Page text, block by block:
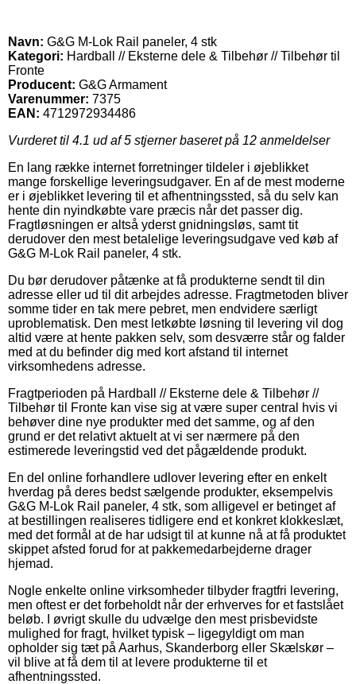
Navn: G&G M-Lok Rail paneler, 4 stk
Kategori: Hardball // Eksterne dele & Tilbehør // Tilbehør til
Fronte
Producent: G&G Armament
Varenummer: 7375
EAN: 4712972934486
Vurderet til 4.1 ud af 5 stjerner baseret på 12 anmeldelser
En lang række internet forretninger tildeler i øjeblikket
mange forskellige leveringsudgaver. En af de mest moderne
er i øjeblikket levering til et afhentningssted, så du selv kan
hente din nyindkøbte vare præcis når det passer dig.
Fragtløsningen er altså yderst gnidningsløs, samt tit
derudover den mest betalelige leveringsudgave ved køb af
G&G M-Lok Rail paneler, 4 stk.
Du bør derudover påtænke at få produkterne sendt til din
adresse eller ud til dit arbejdes adresse. Fragtmetoden bliver
somme tider en tak mere pebret, men endvidere særligt
uproblematisk. Den mest letkøbte løsning til levering vil dog
altid være at hente pakken selv, som desværre står og falder
med at du befinder dig med kort afstand til internet
virksomhedens adresse.
Fragtperioden på Hardball // Eksterne dele & Tilbehør //
Tilbehør til Fronte kan vise sig at være super central hvis vi
behøver dine nye produkter med det samme, og af den
grund er det relativt aktuelt at vi ser nærmere på den
estimerede leveringstid ved det pågældende produkt.
En del online forhandlere udlover levering efter en enkelt
hverdag på deres bedst sælgende produkter, eksempelvis
G&G M-Lok Rail paneler, 4 stk, som alligevel er betinget af
at bestillingen realiseres tidligere end et konkret klokkeslæt,
med det formål at de har udsigt til at kunne nå at få produktet
skippet afsted forud for at pakkemedarbejderne drager
hjemad.
Nogle enkelte online virksomheder tilbyder fragtfri levering,
men oftest er det forbeholdt når der erhverves for et fastslået
beløb. I øvrigt skulle du udvælge den mest prisbevidste
mulighed for fragt, hvilket typisk – ligegyldigt om man
opholder sig tæt på Aarhus, Skanderborg eller Skælskør –
vil blive at få dem til at levere produkterne til et
afhentningssted.